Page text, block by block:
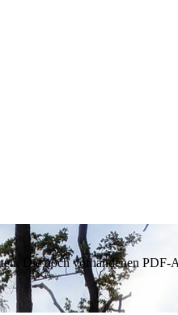
Die noch vorhandenen